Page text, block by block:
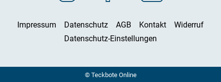
Impressum Datenschutz AGB Kontakt
Widerruf
Datenschutz-Einstellungen
© Teckbote Online